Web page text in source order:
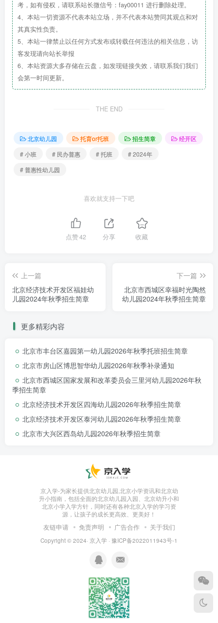
北京经济技术开发区慧才苑幼儿园2024年秋季托班、小
考，如有侵权，请联系站长微信号：fay00011 进行删除处理。
4、本站一切资源不代表本站立场，并不代表本站赞同其观点和对
其真实性负责。
5、本站一律禁止以任何方式发布或转载任何违法的相关信息，访
客发现请向站长举报
6、本站资源大多存储在云盘，如发现链接失效，请联系我们我们
会第一时间更新。
THE END
北京幼儿园 托育or托班 招生简章
经开区
# 小班
# 民办普惠 # 托班
# 2024年
# 普惠性幼儿园
喜欢就支持一下吧
点赞42 分享 收藏
上一篇
北京经济技术开发区福娃幼
儿园2024年秋季招生简章
下一篇
北京市西城区幸福时光陶然
幼儿园2024年秋季招生简章
更多精彩内容
北京市丰台区嘉园第一幼儿园2026年秋季托班招生简章
北京市房山区博思智华幼儿园2026年秋季补录通知
北京市西城区国家发展和改革委员会三里河幼儿园2026年秋
季招生简章
北京经济技术开发区四海幼儿园2026年秋季招生简章
北京经济技术开发区泰河幼儿园2026年秋季招生简章
北京市大兴区西岛幼儿园2026年秋季招生简章
京入学-为家长提供北京幼儿园,北京小学资讯和北京幼
升小指南，包括全面的北京幼儿园入园、北京幼升小和
北京小学入学方针，同时还有各种北京入学的学习资
源，让孩子的成长更高效、更美好！
友链申请 免责声明 广告合作 关于我们
Copyright © 2024· 京入学 · 豫ICP备2022011943号-1